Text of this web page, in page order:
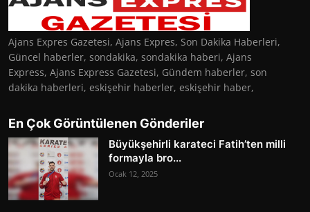
Ajans Expres Gazetesi, Ajans Expres, Son Dakika Haberleri,
Güncel haberler, sondakika, sondakika haberi, Ajans
Express, Ajans Express Gazetesi, Gündem haberler, son
dakika haberleri, eskişehir haberler, eskişehir haber,
En Çok Görüntülenen Gönderiler
Büyükşehirli karateci Fatih’ten milli
formayla bro...
Ocak 12, 2025